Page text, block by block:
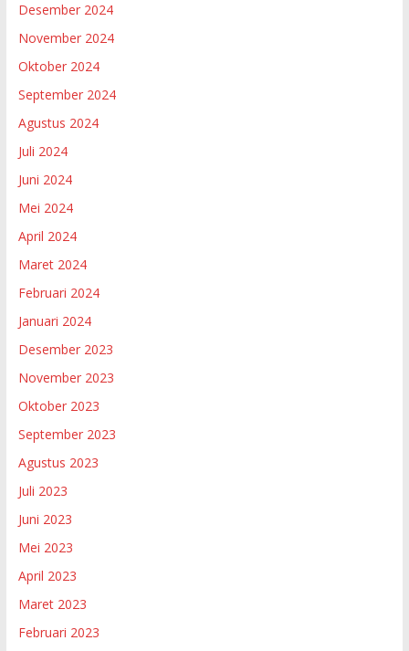
Desember 2024
November 2024
Oktober 2024
September 2024
Agustus 2024
Juli 2024
Juni 2024
Mei 2024
April 2024
Maret 2024
Februari 2024
Januari 2024
Desember 2023
November 2023
Oktober 2023
September 2023
Agustus 2023
Juli 2023
Juni 2023
Mei 2023
April 2023
Maret 2023
Februari 2023